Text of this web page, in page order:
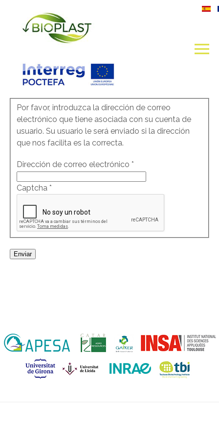
Por favor, introduzca la dirección de correo
electrónico que tiene asociada con su cuenta de
usuario. Su usuario le será enviado si la dirección
que nos facilita es la correcta.
Dirección de correo electrónico *
Captcha *
Enviar